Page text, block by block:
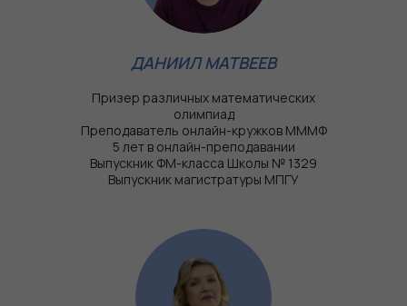
ДАНИИЛ МАТВЕЕВ
Призер различных математических
олимпиад
Преподаватель онлайн-кружков МММФ
5 лет в онлайн-преподавании
Выпускник ФМ-класса Школы № 1329
Выпускник магистратуры МПГУ
Все преподаватели